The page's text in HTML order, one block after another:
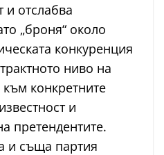
и отслабва
„броня“ около
конкуренция
ниво на
конкретните
и
претендентите.
и съща партия